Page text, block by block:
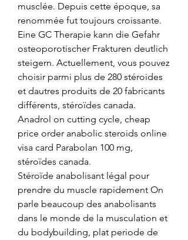
musclée. Depuis cette époque, sa
renommée fut toujours croissante.
Eine GC Therapie kann die Gefahr
osteoporotischer Frakturen deutlich
steigern. Actuellement, vous pouvez
choisir parmi plus de 280 stéroides
et dautres produits de 20 fabricants
différents, stéroïdes canada.
Anadrol on cutting cycle, cheap
price order anabolic steroids online
visa card Parabolan 100 mg,
stéroïdes canada.
Stéroïde anabolisant légal pour
prendre du muscle rapidement On
parle beaucoup des anabolisants
dans le monde de la musculation et
du bodybuilding, plat periode de